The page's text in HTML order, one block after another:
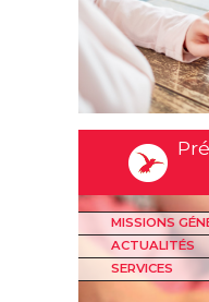
MISSIONS
ACTUALITÉS
SERVICES